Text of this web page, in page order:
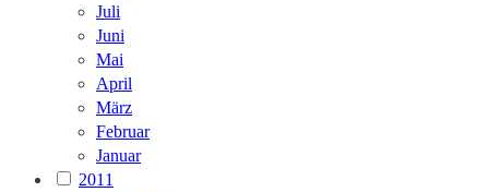
Juli
Juni
Mai
April
März
Februar
Januar
2011